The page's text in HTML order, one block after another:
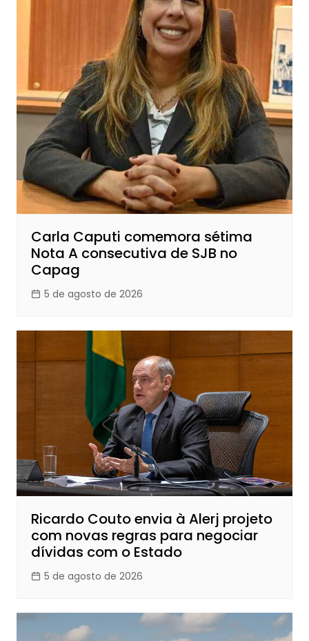
Carla Caputi comemora sétima
Nota A consecutiva de SJB no
Capag
5 de agosto de 2026
Ricardo Couto envia à Alerj projeto
com novas regras para negociar
dívidas com o Estado
5 de agosto de 2026